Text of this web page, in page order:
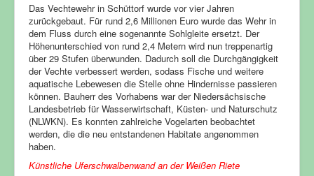
Das Vechtewehr in Schüttorf wurde vor vier Jahren
zurückgebaut. Für rund 2,6 Millionen Euro wurde das Wehr in
dem Fluss durch eine sogenannte Sohlgleite ersetzt. Der
Höhenunterschied von rund 2,4 Metern wird nun treppenartig
über 29 Stufen überwunden. Dadurch soll die Durchgängigkeit
der Vechte verbessert werden, sodass Fische und weitere
aquatische Lebewesen die Stelle ohne Hindernisse passieren
können. Bauherr des Vorhabens war der Niedersächsische
Landesbetrieb für Wasserwirtschaft, Küsten- und Naturschutz
(NLWKN). Es konnten zahlreiche Vogelarten beobachtet
werden, die die neu entstandenen Habitate angenommen
haben.
Künstliche Uferschwalbenwand an der Weißen Riete